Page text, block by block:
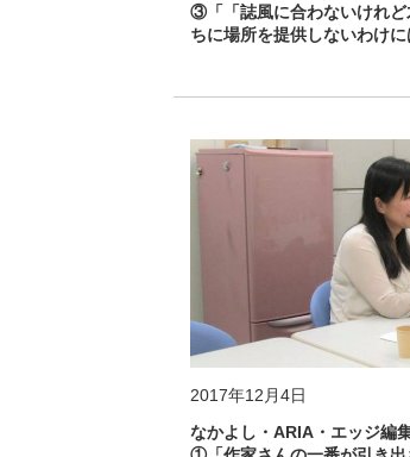
③「「誌風に合わないけれど
ちに場所を提供しないわけに
2017年12月4日
なかよし・ARIA・エッジ編